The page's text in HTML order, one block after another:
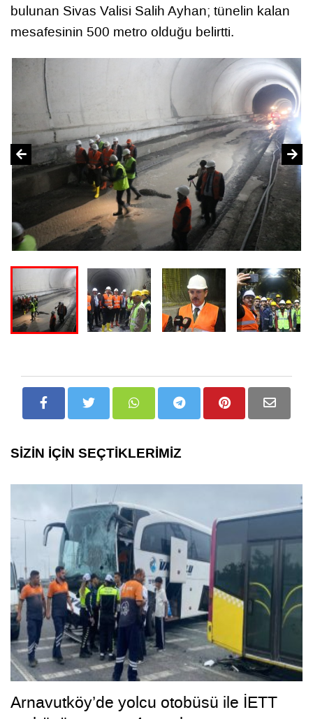
bulunan Sivas Valisi Salih Ayhan; tünelin kalan
mesafesinin 500 metro olduğu belirtti.
SİZİN İÇİN SEÇTİKLERİMİZ
Arnavutköy’de yolcu otobüsü ile İETT